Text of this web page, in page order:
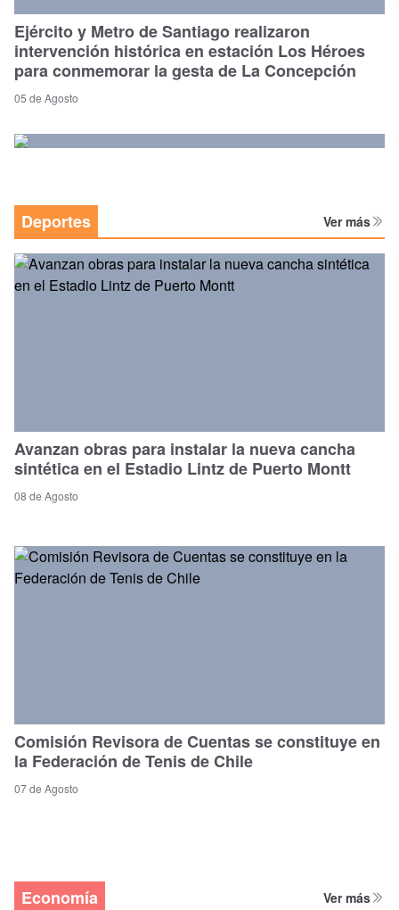
Ejército y Metro de Santiago realizaron
intervención histórica en estación Los Héroes
para conmemorar la gesta de La Concepción
05 de Agosto
Deportes Ver más
Avanzan obras para instalar la nueva cancha
sintética en el Estadio Lintz de Puerto Montt
08 de Agosto
Comisión Revisora de Cuentas se constituye en
la Federación de Tenis de Chile
07 de Agosto
Economía Ver más